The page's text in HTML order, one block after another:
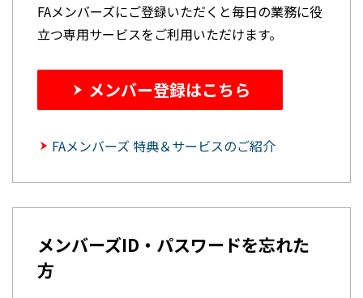
FAメンバーズにご登録いただくと毎日の業務に役
立つ専用サービスをご利用いただけます。
メンバー登録はこちら
FAメンバーズ 特典＆サービスのご紹介
メンバーズID・パスワードを忘れた
方